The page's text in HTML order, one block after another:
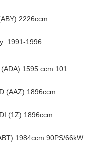
2226ccm
1991-1996
1595 ccm 101
(AAZ) 1896ccm
(1Z) 1896ccm
1984ccm 90PS/66kW